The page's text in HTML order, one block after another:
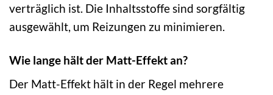
verträglich ist. Die Inhaltsstoffe sind sorgfältig
ausgewählt, um Reizungen zu minimieren.
Wie lange hält der Matt-Effekt an?
Der Matt-Effekt hält in der Regel mehrere